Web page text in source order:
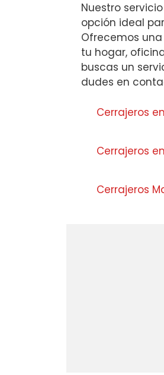
Nuestro
opción ideal
Ofrecemos
tu hogar,
buscas un
dudes en
Cerrajeros
Cerrajeros
Cerrajeros